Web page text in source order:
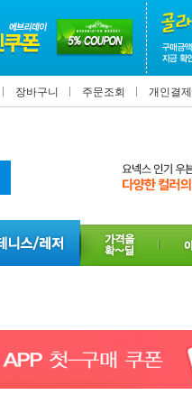
장바구니 주문조회 개인결제